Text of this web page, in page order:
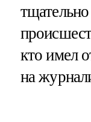
кто имел
на